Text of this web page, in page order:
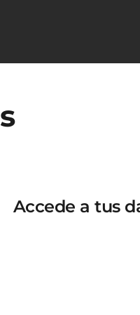
Accede a tus